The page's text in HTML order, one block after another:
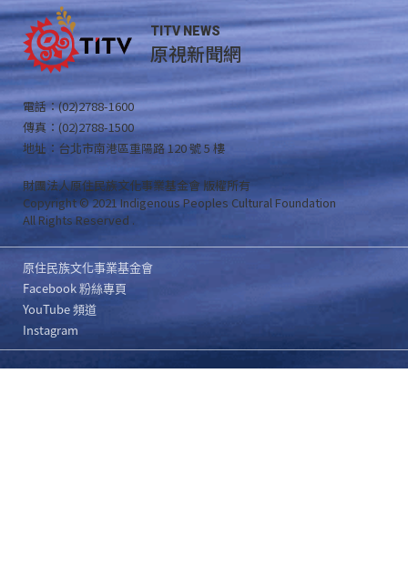
TITV NEWS
原視新聞網
電話：(02)2788-1600
傳真：(02)2788-1500
地址：台北市南港區重陽路 120 號 5 樓
財團法人原住民族文化事業基金會 版權所有
Copyright © 2021 Indigenous Peoples Cultural Foundation
All Rights Reserved .
原住民族文化事業基金會
Facebook 粉絲專頁
YouTube 頻道
Instagram